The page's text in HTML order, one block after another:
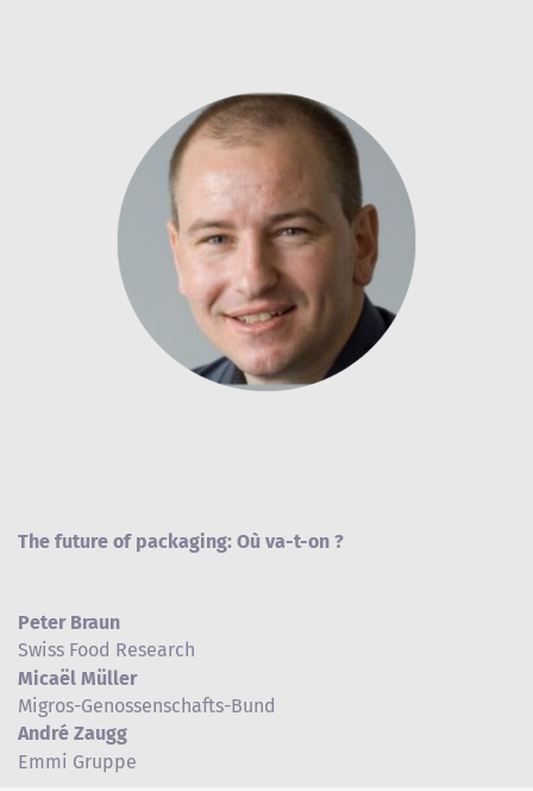
The future of packaging: Où va-t-on ?
Peter Braun
Swiss Food Research
Micaël Müller
Migros-Genossenschafts-Bund
André Zaugg
Emmi Gruppe